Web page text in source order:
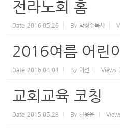
전라노회 홈
Date 2016.05.26 By 박정수목사
2016여름 어린
Date 2016.04.04 By 어선 Views
교회교육 코칭
Date 2015.05.28 By 한용운